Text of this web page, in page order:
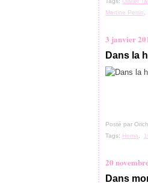
Martine Perrin
3 janvier
Dans la
Posté par
Tags: Hema
20
Dans